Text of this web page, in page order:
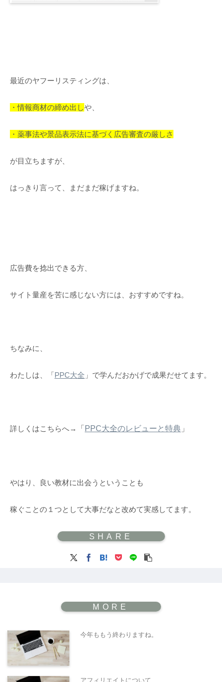
最近のヤフーリスティングは、
・情報商材の締め出しや、
・薬事法や景品表示法に基づく広告審査の厳しさ
が目立ちますが、
はっきり言って、まだまだ稼げますね。
広告費を捻出できる方、
サイト量産を苦に感じない方には、おすすめですね。
ちなみに、
わたしは、「PPC大全 」で学んだおかげで成果だせてます。
詳しくはこちらへ→ 「 PPC大全のレビューと特典 」
やはり、良い教材に出会うということも
稼ぐことの１つとして大事だなと改めて実感してます。
今年ももう終わりますね。
アフィリエイトについて